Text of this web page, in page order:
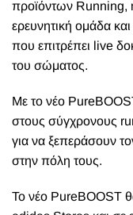
προϊόντων Running,
ερευνητική ομάδα
που επιτρέπει live
του σώματος.
Με το νέο
στους σύγχρονους
για να ξεπεράσουν
στην πόλη τους.
Το νέο PureBOOST